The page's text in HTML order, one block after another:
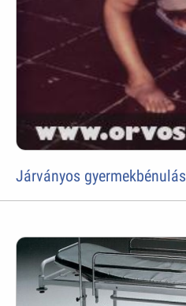
Járványos gyermekbénulás